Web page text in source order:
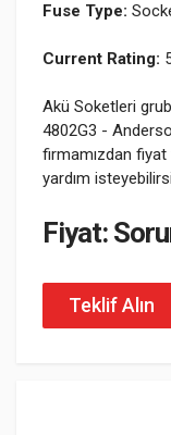
Fuse Type:
Current Rating:
Akü Soketleri
4802G3 -
firmamızdan fiyat
yardım
Fiyat:
Teklif Alın